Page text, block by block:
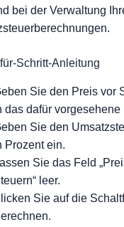
bei der Verwaltung
Schritt-Anleitung
Sie den Preis vor
das dafür vorgesehene
Sie den
Prozent ein.
Sie das Feld
leer.
Sie auf die